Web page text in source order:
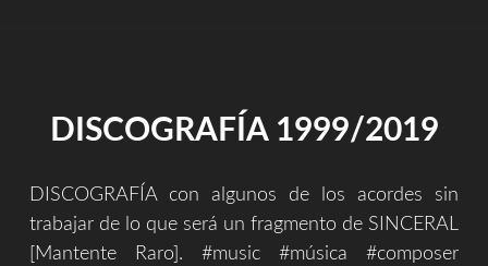
DISCOGRAFÍA 1999/2019
DISCOGRAFÍA con algunos de los acordes sin
trabajar de lo que será un fragmento de SINCERAL
[Mantente Raro]. #music #música #composer